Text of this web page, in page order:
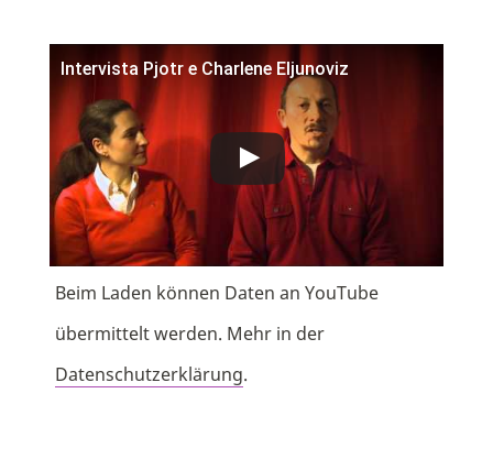
Intervista Pjotr e Charlene Eljunoviz
Beim Laden können Daten an YouTube
übermittelt werden. Mehr in der
Datenschutzerklärung.